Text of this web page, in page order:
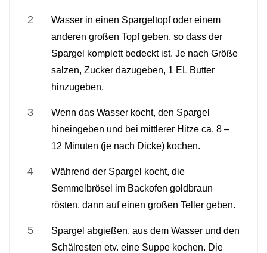
Wasser in einen Spargeltopf oder einem
anderen großen Topf geben, so dass der
Spargel komplett bedeckt ist. Je nach Größe
salzen, Zucker dazugeben, 1 EL Butter
hinzugeben.
Wenn das Wasser kocht, den Spargel
hineingeben und bei mittlerer Hitze ca. 8 –
12 Minuten (je nach Dicke) kochen.
Während der Spargel kocht, die
Semmelbrösel im Backofen goldbraun
rösten, dann auf einen großen Teller geben.
Spargel abgießen, aus dem Wasser und den
Schälresten etv. eine Suppe kochen. Die